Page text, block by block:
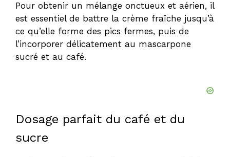
Pour obtenir un mélange onctueux et aérien, il
est essentiel de battre la crème fraîche jusqu’à
ce qu’elle forme des pics fermes, puis de
l’incorporer délicatement au mascarpone
sucré et au café.
Dosage parfait du café et du
sucre